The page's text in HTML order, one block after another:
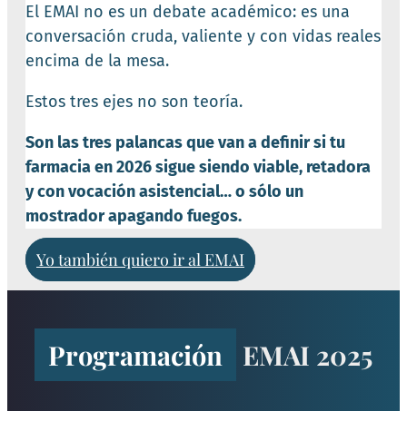
El EMAI no es un debate académico: es una
conversación cruda, valiente y con vidas reales
encima de la mesa.
Estos tres ejes no son teoría.
Son las tres palancas que van a definir si tu
farmacia en 2026 sigue siendo viable, retadora
y con vocación asistencial… o sólo un
mostrador apagando fuegos.
Yo también quiero ir al EMAI
Programación EMAI 2025